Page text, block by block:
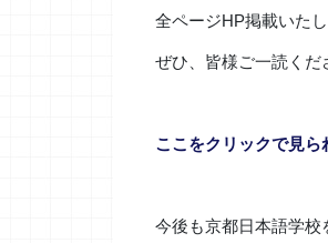
全ページHP掲載いたし
ぜひ、皆様ご一読くだ
ここをクリックで見ら
今後も京都日本語学校